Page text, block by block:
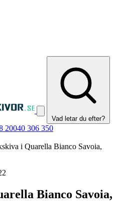
Vad letar du efter?
20040 306 350
i Quarella Bianco Savoia,
Bianco Savoia,